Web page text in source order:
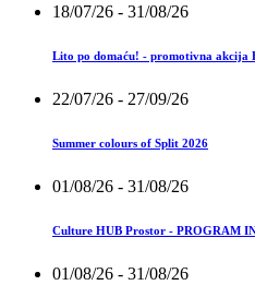
18/07/26 - 31/08/26
Lito po domaću! - promotivna akcija
22/07/26 - 27/09/26
Summer colours of Split 2026
01/08/26 - 31/08/26
Culture HUB Prostor - PROGRAM
01/08/26 - 31/08/26